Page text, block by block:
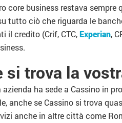
core business restava
tutto ciò che riguarda le
il credito (Crif, CTC,Experian,
si trova la
azienda ha sede a Cassino in
anche se Cassino si trova
anche in altre città come